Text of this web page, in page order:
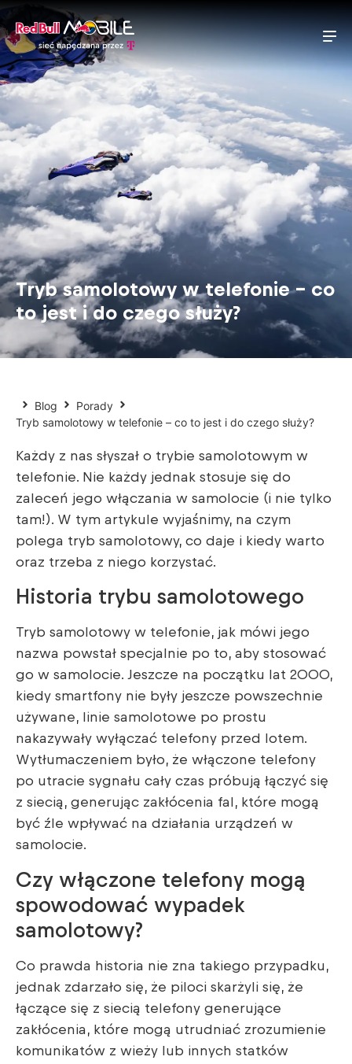
Tryb samolotowy w telefonie – co
to jest i do czego służy?
Blog
Porady
Tryb samolotowy w telefonie – co to jest i do czego służy?
Każdy z nas słyszał o trybie samolotowym w
telefonie. Nie każdy jednak stosuje się do
zaleceń jego włączania w samolocie (i nie tylko
tam!). W tym artykule wyjaśnimy, na czym
polega tryb samolotowy, co daje i kiedy warto
oraz trzeba z niego korzystać.
Historia trybu samolotowego
Tryb samolotowy w telefonie, jak mówi jego
nazwa powstał specjalnie po to, aby stosować
go w samolocie. Jeszcze na początku lat 2000,
kiedy smartfony nie były jeszcze powszechnie
używane, linie samolotowe po prostu
nakazywały wyłączać telefony przed lotem.
Wytłumaczeniem było, że włączone telefony
po utracie sygnału cały czas próbują łączyć się
z siecią, generując zakłócenia fal, które mogą
być źle wpływać na działania urządzeń w
samolocie.
Czy włączone telefony mogą
spowodować wypadek
samolotowy?
Co prawda historia nie zna takiego przypadku,
jednak zdarzało się, że piloci skarżyli się, że
łączące się z siecią telefony generujące
zakłócenia, które mogą utrudniać zrozumienie
komunikatów z wieży lub innych statków